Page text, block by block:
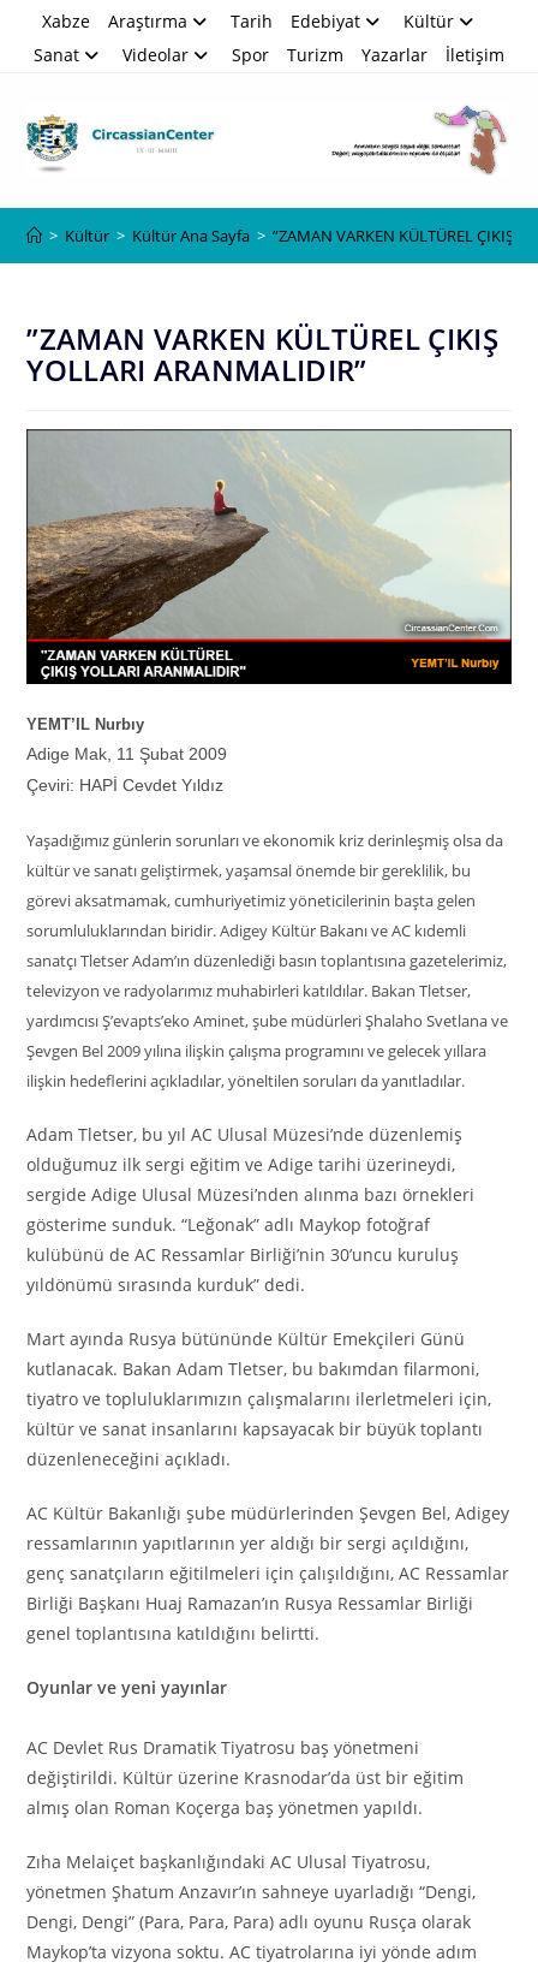
Xabze Araştırma Tarih Edebiyat
Kültür
Sanat
Videolar Spor Turizm Yazarlar İletişim
> Kültür > Kültür Ana Sayfa > ”ZAMAN VARKEN KÜLTÜREL ÇIKIŞ
”ZAMAN VARKEN KÜLTÜREL ÇIKIŞ
YOLLARI ARANMALIDIR”
YEMT’IL Nurbıy
Adige Mak, 11 Şubat 2009
Çeviri: HAPİ Cevdet Yıldız
Yaşadığımız günlerin sorunları ve ekonomik kriz derinleşmiş olsa da
kültür ve sanatı geliştirmek, yaşamsal önemde bir gereklilik, bu
görevi aksatmamak, cumhuriyetimiz yöneticilerinin başta gelen
sorumluluklarından biridir. Adigey Kültür Bakanı ve AC kıdemli
sanatçı Tletser Adam’ın düzenlediği basın toplantısına gazetelerimiz,
televizyon ve radyolarımız muhabirleri katıldılar. Bakan Tletser,
yardımcısı Ş’evapts’eko Aminet, şube müdürleri Şhalaho Svetlana ve
Şevgen Bel 2009 yılına ilişkin çalışma programını ve gelecek yıllara
ilişkin hedeflerini açıkladılar, yöneltilen soruları da yanıtladılar.
Adam Tletser, bu yıl AC Ulusal Müzesi’nde düzenlemiş
olduğumuz ilk sergi eğitim ve Adige tarihi üzerineydi,
sergide Adige Ulusal Müzesi’nden alınma bazı örnekleri
gösterime sunduk. “Leğonak” adlı Maykop fotoğraf
kulübünü de AC Ressamlar Birliği’nin 30’uncu kuruluş
yıldönümü sırasında kurduk” dedi.
Mart ayında Rusya bütününde Kültür Emekçileri Günü
kutlanacak. Bakan Adam Tletser, bu bakımdan filarmoni,
tiyatro ve topluluklarımızın çalışmalarını ilerletmeleri için,
kültür ve sanat insanlarını kapsayacak bir büyük toplantı
düzenleneceğini açıkladı.
AC Kültür Bakanlığı şube müdürlerinden Şevgen Bel, Adigey
ressamlarının yapıtlarının yer aldığı bir sergi açıldığını,
genç sanatçıların eğitilmeleri için çalışıldığını, AC Ressamlar
Birliği Başkanı Huaj Ramazan’ın Rusya Ressamlar Birliği
genel toplantısına katıldığını belirtti.
Oyunlar ve yeni yayınlar
AC Devlet Rus Dramatik Tiyatrosu baş yönetmeni
değiştirildi. Kültür üzerine Krasnodar’da üst bir eğitim
almış olan Roman Koçerga baş yönetmen yapıldı.
Zıha Melaiçet başkanlığındaki AC Ulusal Tiyatrosu,
yönetmen Şhatum Anzavır’ın sahneye uyarladığı “Dengi,
Dengi, Dengi” (Para, Para, Para) adlı oyunu Rusça olarak
Maykop’ta vizyona soktu. AC tiyatrolarına iyi yönde adım